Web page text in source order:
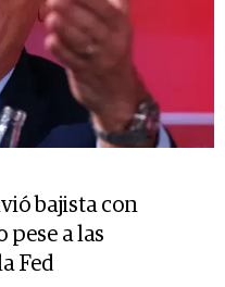
bajista con
pese a las
Fed